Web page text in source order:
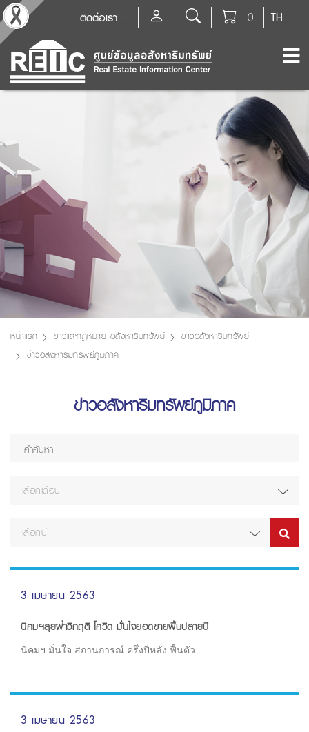
TH
0
ติดต่อเรา
หน้าแรก ข่าวและกฎหมาย อสังหาริมทรัพย์
ข่าวอสังหาริมทรัพย์
ข่าวอสังหาริมทรัพย์ภูมิภาค
ข่าวอสังหาริมทรัพย์ภูมิภาค
เลือกเดือน
เลือกปี
3 เมษายน 2563
นิคมฯลุยฝ่าวิกฤติ โควิด มั่นใจยอดขายฟื้นปลายปี
นิคมฯ มั่นใจ สถานการณ์ ครึ่งปีหลัง ฟื้นตัว
3 เมษายน 2563